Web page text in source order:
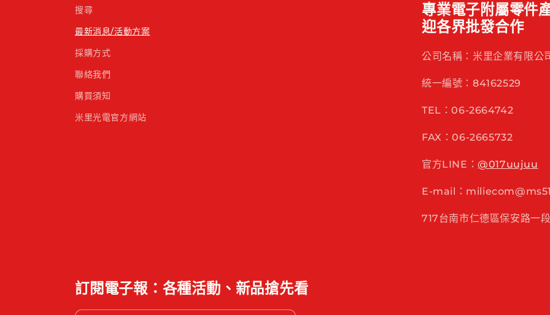
搜尋
最新消息/活動方案
採購方式
聯絡我們
購買須知
米里光電官方網站
專業電子附屬零件
迎各界批發合作
公司名稱：米里企業有限公
統一編號：84162529
TEL：06-2664742
FAX：06-2665732
官方LINE：@017uujuu
E-mail：
717台南市仁德區保安路一
訂閱電子報：各種活動、新品搶先看